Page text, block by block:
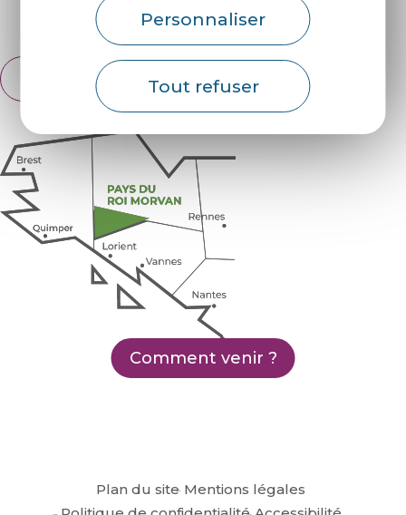
Personnaliser
Tout refuser
Espace pro Partenaires
Français
English
Comment venir ?
Plan du site Mentions légales